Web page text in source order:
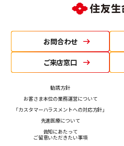
お問合わせ
ご来店窓口
勧誘方針
お客さま本位の業務運営について
「カスタマーハラスメントへの対応方針」
先進医療について
告知にあたって
ご留意いただきたい事項